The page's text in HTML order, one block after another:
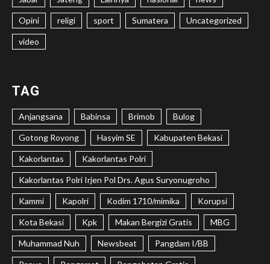
Opini religi sport Sumatera Uncategorized
video
TAG
Anjangsana Babinsa Brimob Bulog
Gotong Royong Hasyim SE Kabupaten Bekasi
Kakorlantas Kakorlantas Polri
Kakorlantas Polri Irjen Pol Drs. Agus Suryonugroho
Kammi Kapolri Kodim 1710/mimika Korupsi
Kota Bekasi Kpk Makan Bergizi Gratis MBG
Muhammad Nuh Newsbeat Pangdam I/BB